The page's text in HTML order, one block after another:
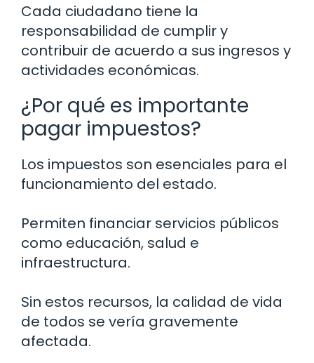
Cada ciudadano tiene la
responsabilidad de cumplir y
contribuir de acuerdo a sus ingresos y
actividades económicas.
¿Por qué es importante
pagar impuestos?
Los impuestos son esenciales para el
funcionamiento del estado.
Permiten financiar servicios públicos
como educación, salud e
infraestructura.
Sin estos recursos, la calidad de vida
de todos se vería gravemente
afectada.